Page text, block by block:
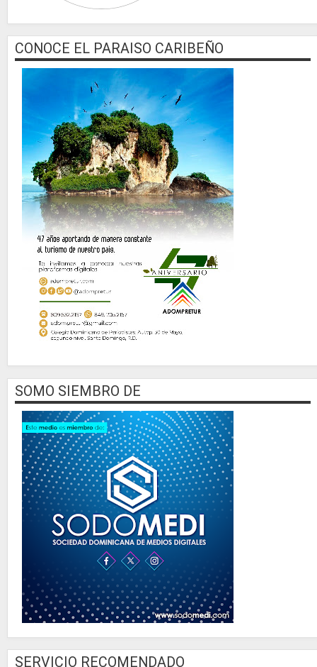
CONOCE EL PARAISO CARIBEÑO
SOMO SIEMBRO DE
SERVICIO RECOMENDADO